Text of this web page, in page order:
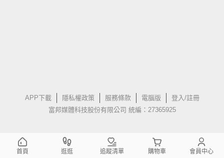
APP下載 隱私權政策 服務條款 電腦版
登入/註冊
富邦媒體科技股份有限公司 統編：27365925
首頁 逛逛 追蹤清單 購物車 會員中心